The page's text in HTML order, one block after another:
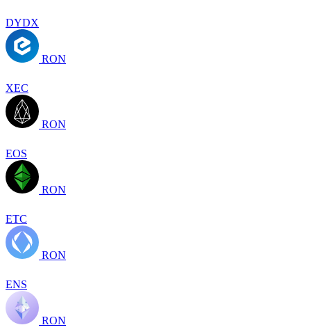
DYDX
RON
XEC
RON
EOS
RON
ETC
RON
ENS
RON